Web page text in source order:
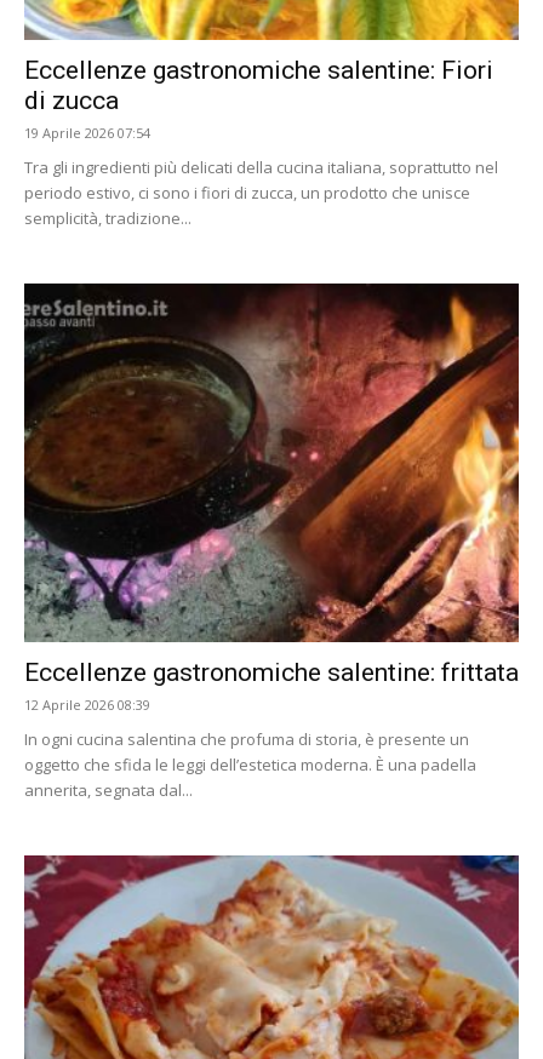
Eccellenze gastronomiche salentine: Fiori
di zucca
19 Aprile 2026 07:54
Tra gli ingredienti più delicati della cucina italiana, soprattutto nel
periodo estivo, ci sono i fiori di zucca, un prodotto che unisce
semplicità, tradizione...
Eccellenze gastronomiche salentine: frittata
12 Aprile 2026 08:39
In ogni cucina salentina che profuma di storia, è presente un
oggetto che sfida le leggi dell’estetica moderna. È una padella
annerita, segnata dal...